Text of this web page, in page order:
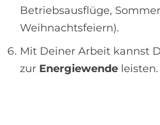
Betriebsausflüge,
Weihnachtsfeiern).
Mit Deiner Arbeit kannst
zur Energiewende leisten.